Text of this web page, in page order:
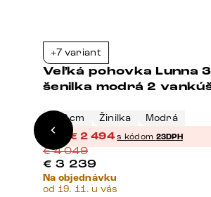
+7 variant
Veľká pohovka Lunna
šenilka modrá 2
368 cm Žinilka Modrá
% € 2 494 s kódom 23DPH
€4 049
€ 3 239
Na objednávku
od 19. 11. u vás